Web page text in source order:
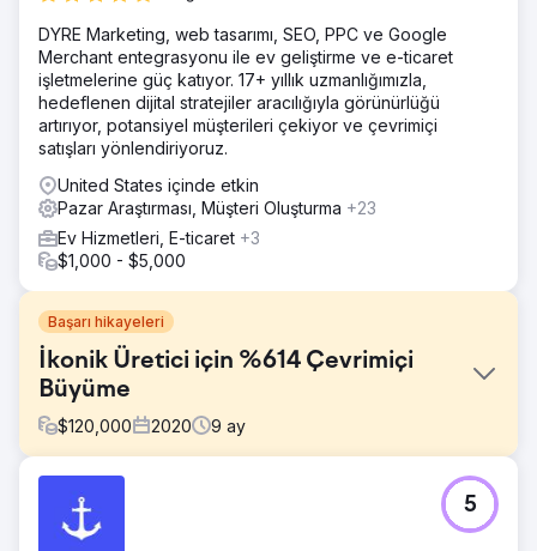
DYRE Marketing, web tasarımı, SEO, PPC ve Google
Merchant entegrasyonu ile ev geliştirme ve e-ticaret
işletmelerine güç katıyor. 17+ yıllık uzmanlığımızla,
hedeflenen dijital stratejiler aracılığıyla görünürlüğü
artırıyor, potansiyel müşterileri çekiyor ve çevrimiçi
satışları yönlendiriyoruz.
United States içinde etkin
Pazar Araştırması, Müşteri Oluşturma +23
Ev Hizmetleri, E-ticaret +3
$1,000 - $5,000
Başarı hikayeleri
İkonik Üretici için %614 Çevrimiçi
Büyüme
$120,000 2020 9 ay
2020'nin başlarında ikonik bir spor malzemeleri üreticisi,
yıllarca süren çabalara rağmen çevrimiçi işini büyütmede
5